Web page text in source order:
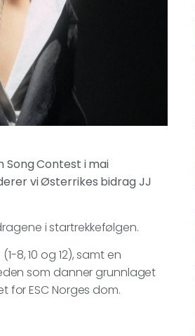
Song Contest i mai
vi Østerrikes bidrag JJ
i startrekkefølgen.
8, 10 og 12), samt en
som danner grunnlaget
ESC Norges dom.